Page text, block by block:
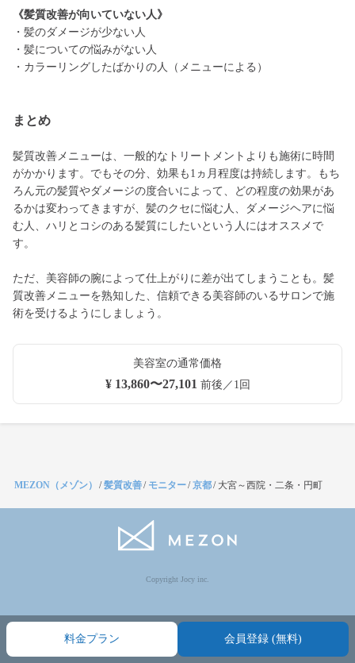
《髪質改善が向いていない人》
・髪のダメージが少ない人
・髪についての悩みがない人
・カラーリングしたばかりの人（メニューによる）
まとめ
髪質改善メニューは、一般的なトリートメントよりも施術に時間
がかかります。でもその分、効果も1ヵ月程度は持続します。もち
ろん元の髪質やダメージの度合いによって、どの程度の効果があ
るかは変わってきますが、髪のクセに悩む人、ダメージヘアに悩
む人、ハリとコシのある髪質にしたいという人にはオススメで
す。
ただ、美容師の腕によって仕上がりに差が出てしまうことも。髪
質改善メニューを熟知した、信頼できる美容師のいるサロンで施
術を受けるようにしましょう。
美容室の通常価格
¥ 13,860〜27,101 前後／1回
料金プラン 会員登録 (無料)
MEZON（メゾン） /髪質改善/ モニター/京都/ 大宮～西院・二条・円町
Copyright Jocy inc.